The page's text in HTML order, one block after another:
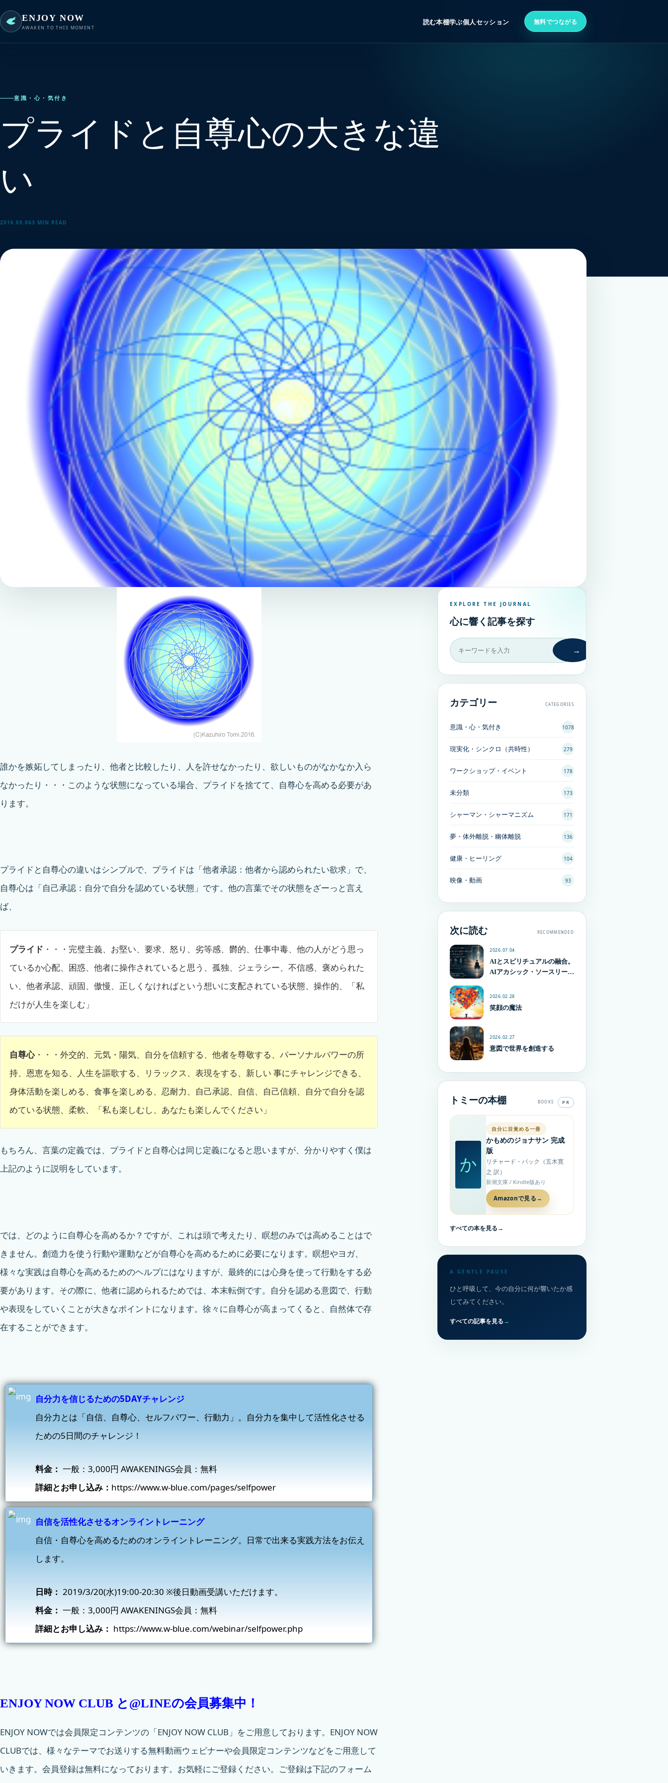
ENJOY NOW
AWAKEN TO THIS MOMENT
読む本棚学ぶ個人セッション 無料でつながる
意識・心・気付き
プライドと自尊心の大きな違
い
2016.09.063 MIN READ
誰かを嫉妬してしまったり、他者と比較したり、人を許せなかったり、欲しいものがなかなか入ら
なかったり・・・このような状態になっている場合、プライドを捨てて、自尊心を高める必要があ
ります。
プライドと自尊心の違いはシンプルで、プライドは「他者承認：他者から認められたい欲求」で、
自尊心は「自己承認：自分で自分を認めている状態」です。他の言葉でその状態をざーっと言え
ば、
プライド ・・・完璧主義、お堅い、要求、怒り、劣等感、欝的、仕事中毒、他の人がどう思っ
ているか心配、困惑、他者に操作されていると思う、孤独、ジェラシー、不信感、褒められた
い、他者承認、頑固、傲慢、正しくなければという想いに支配されている状態、操作的、「私
だけが人生を楽しむ」
自尊心・・・外交的、元気・陽気、自分を信頼する、他者を尊敬する、パーソナルパワーの所
持、恩恵を知る、人生を謳歌する、リラックス、表現をする、新しい 事にチャレンジできる、
身体活動を楽しめる、食事を楽しめる、忍耐力、自己承認、自信、自己信頼、自分で自分を認
めている状態、柔軟、「私も楽しむし、あなたも楽しんでください」
もちろん、言葉の定義では、プライドと自尊心は同じ定義になると思いますが、分かりやすく僕は
上記のように説明をしています。
では、どのように自尊心を高めるか？ですが、これは頭で考えたり、瞑想のみでは高めることはで
きません。創造力を使う行動や運動などが自尊心を高めるために必要になります。瞑想やヨガ、
様々な実践は自尊心を高めるためのヘルプにはなりますが、最終的には心身を使って行動をする必
要があります。その際に、他者に認められるためでは、本末転倒です。自分を認める意図で、行動
や表現をしていくことが大きなポイントになります。徐々に自尊心が高まってくると、自然体で存
在することができます。
自分力を信じるための5DAYチャレンジ
自分力とは「自信、自尊心、セルフパワー、行動力」。自分力を集中して活性化させる
ための5日間のチャレンジ！
料金： 一般：3,000円 AWAKENINGS会員 ：無料
詳細とお申し込み： https://www.w-blue.com/pages/selfpower
自信を活性化させるオンライントレーニング
自信・自尊心を高めるためのオンライントレーニング。日常で出来る実践方法をお伝え
します。
日時： 2019/3/20(水)19:00-20:30 ※後日動画受講いただけます。
料金： 一般：3,000円 AWAKENINGS会員 ：無料
詳細とお申し込み： https://www.w-blue.com/webinar/selfpower.php
ENJOY NOW CLUB と@LINEの会員募集中！
ENJOY NOWでは会員限定コンテンツの「ENJOY NOW CLUB」をご用意しております。ENJOY NOW
CLUBでは、様々なテーマでお送りする無料動画ウェビナーや会員限定コンテンツなどをご用意して
いきます。会員登録は無料になっております。お気軽にご登録ください。ご登録は下記のフォーム
EXPLORE THE JOURNAL
心に響く記事を探す
→
カテゴリー CATEGORIES
意識・心・気付き 1078
現実化・シンクロ（共時性） 279
ワークショップ・イベント 178
未分類 173
シャーマン・シャーマニズム 171
夢・体外離脱・幽体離脱 136
健康・ヒーリング 104
映像・動画 93
次に読む RECOMMENDED
2026.07.04
AIとスピリチュアルの融合。
AIアカシック・ソースリーデ
催します
2026.02.28
笑顔の魔法
2026.02.27
意図で世界を創造する
トミーの本棚 BOOKS PR
か
自分に目覚める一冊
かもめのジョナサン 完成
版
リチャード・バック（五木寛
之 訳）
新潮文庫 / Kindle版あり
Amazonで見る →
すべての本を見る→
A GENTLE PAUSE
ひと呼吸して、今の自分に何が響いたか感
じてみてください。
すべての記事を見る→